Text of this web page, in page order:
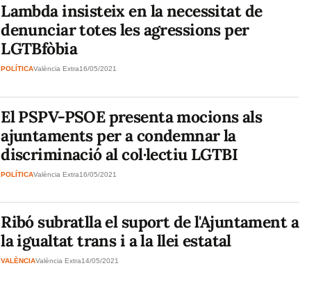
Lambda insisteix en la necessitat de
denunciar totes les agressions per
LGTBfòbia
POLÍTICAValència Extra16/05/2021
El PSPV-PSOE presenta mocions als
ajuntaments per a condemnar la
discriminació al col·lectiu LGTBI
POLÍTICAValència Extra16/05/2021
Ribó subratlla el suport de l'Ajuntament a
la igualtat trans i a la llei estatal
VALÈNCIAValència Extra14/05/2021